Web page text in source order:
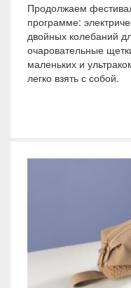
Продолжаем
программе:
двойных колебаний
очаровательные
маленьких и
легко взять с собой.